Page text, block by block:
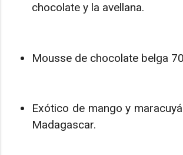
chocolate y la avellana.
Mousse de chocolate belga
Exótico de mango y
Madagascar.